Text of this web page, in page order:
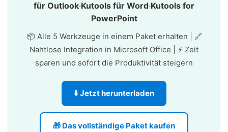
für Outlook·Kutools für Word·Kutools for
PowerPoint
📦 Alle 5 Werkzeuge in einem Paket erhalten | 🔗
Nahtlose Integration in Microsoft Office | ⚡ Zeit
sparen und sofort die Produktivität steigern
⬇️ Jetzt herunterladen
🎁 Das vollständige Paket kaufen